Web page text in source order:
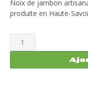
Noix de jambon
produite en Haute-
quantité
de
de